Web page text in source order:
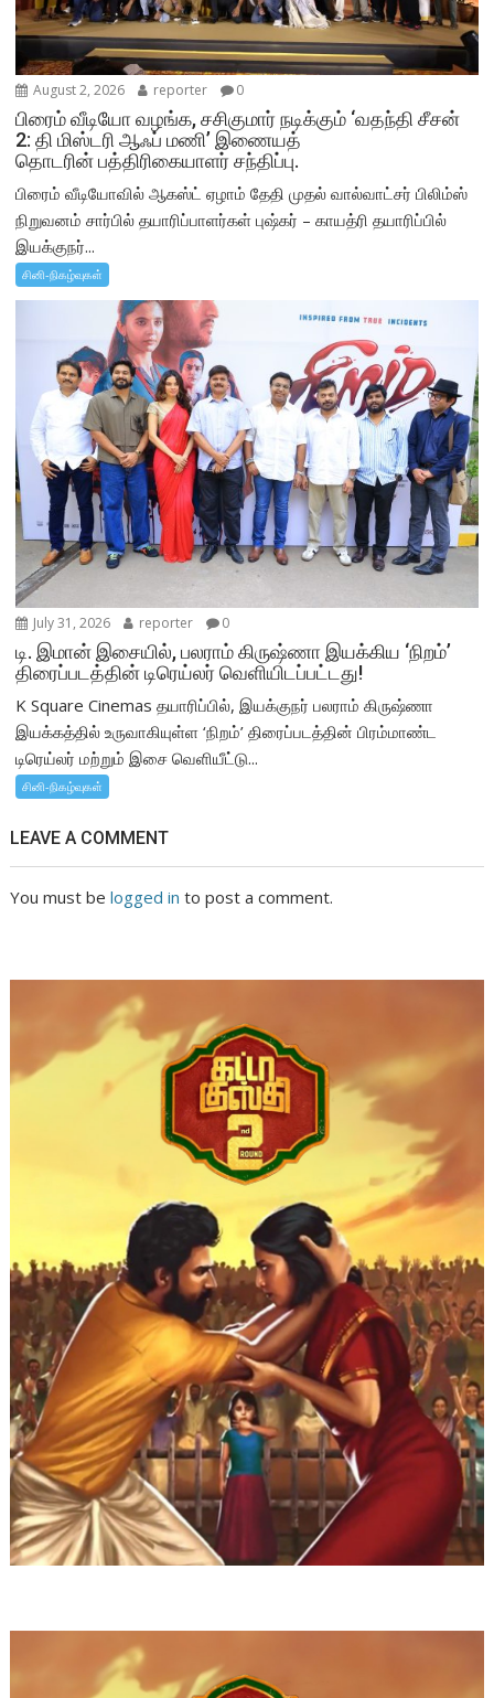
August 2, 2026 reporter 0
பிரைம் வீடியோ வழங்க, சசிகுமார் நடிக்கும் ‘வதந்தி சீசன்
2: தி மிஸ்டரி ஆஃப் மணி’ இணையத்
தொடரின் பத்திரிகையாளர் சந்திப்பு.
பிரைம் வீடியோவில் ஆகஸ்ட் ஏழாம் தேதி முதல் வால்வாட்சர் பிலிம்ஸ்
நிறுவனம் சார்பில் தயாரிப்பாளர்கள் புஷ்கர் – காயத்ரி தயாரிப்பில்
இயக்குநர்...
சினி-நிகழ்வுகள்
July 31, 2026 reporter 0
டி. இமான் இசையில், பலராம் கிருஷ்ணா இயக்கிய ‘நிறம்’
திரைப்படத்தின் டிரெய்லர் வெளியிடப்பட்டது!
K Square Cinemas தயாரிப்பில், இயக்குநர் பலராம் கிருஷ்ணா
இயக்கத்தில் உருவாகியுள்ள ‘நிறம்’ திரைப்படத்தின் பிரம்மாண்ட
டிரெய்லர் மற்றும் இசை வெளியீட்டு...
சினி-நிகழ்வுகள்
LEAVE A COMMENT
You must belogged in to post a comment.